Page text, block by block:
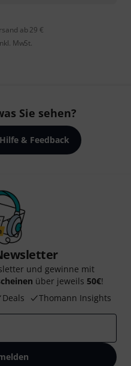
ab 29 €
MwSt.
Sie sehen?
Hilfe & Feedback
und gewinne mit
über jeweils 50€!
Deals Thomann Insights